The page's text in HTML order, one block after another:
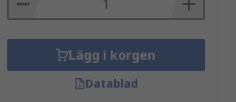
Lägg i korgen
Datablad